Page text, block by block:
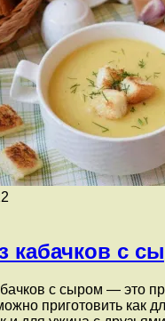
кабачков с
с сыром — это
приготовить как